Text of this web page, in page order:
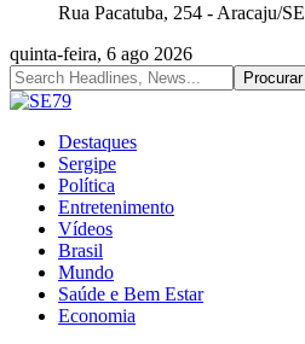
Rua Pacatuba, 254 - Aracaju/SE
quinta-feira, 6 ago 2026
Destaques
Sergipe
Política
Entretenimento
Vídeos
Brasil
Mundo
Saúde e Bem Estar
Economia